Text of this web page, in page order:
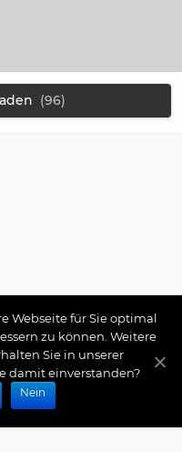
(96)
Webseite für Sie optimal
zu können. Weitere
Sie in unserer
damit einverstanden?
Nein